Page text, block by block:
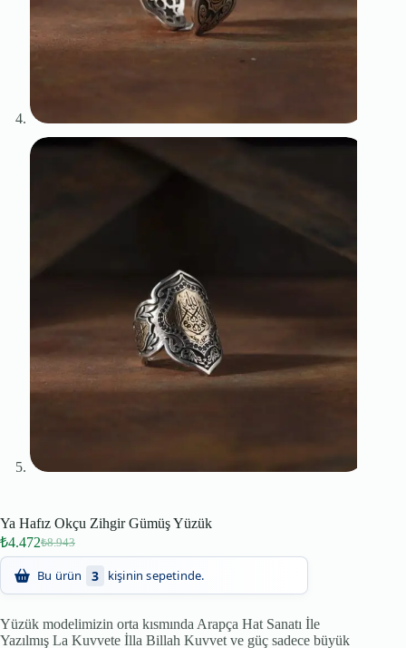
Ya Hafız Okçu Zihgir Gümüş Yüzük
₺8.943
₺4.472
Son 24 saatte 89 kişi inceledi!
Yüzük modelimizin orta kısmında Arapça Hat Sanatı İle
Yazılmış La Kuvvete İlla Billah Kuvvet ve güç sadece büyük